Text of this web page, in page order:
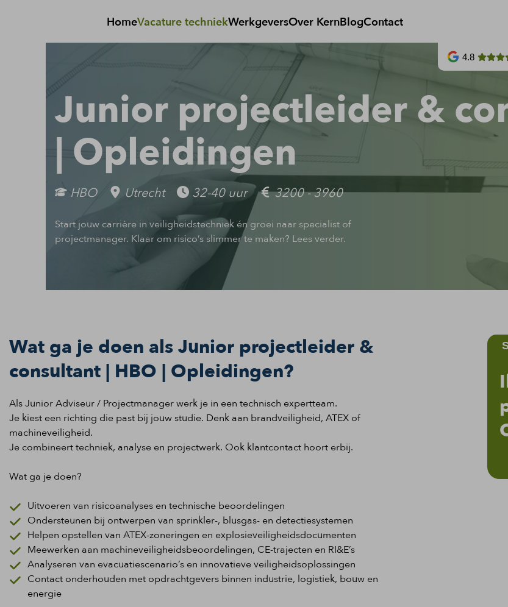
HomeVacature techniekWerkgeversOver KernBlogContact
4.8
Junior projectleider &
| Opleidingen
HBO Utrecht 32-40 uur 3200 - 3960
Start jouw carrière in veiligheidstechniek én groei naar specialist of
projectmanager. Klaar om risico’s slimmer te maken? Lees verder.
Wat ga je doen als Junior projectleider &
consultant | HBO | Opleidingen?
Als Junior Adviseur / Projectmanager werk je in een technisch expertteam.
Je kiest een richting die past bij jouw studie. Denk aan brandveiligheid, ATEX of
machineveiligheid.
Je combineert techniek, analyse en projectwerk. Ook klantcontact hoort erbij.
Wat ga je doen?
Uitvoeren van risicoanalyses en technische beoordelingen
Ondersteunen bij ontwerpen van sprinkler-, blusgas- en detectiesystemen
Helpen opstellen van ATEX-zoneringen en explosieveiligheidsdocumenten
Meewerken aan machineveiligheidsbeoordelingen, CE-trajecten en RI&E’s
Analyseren van evacuatiescenario’s en innovatieve veiligheidsoplossingen
Contact onderhouden met opdrachtgevers binnen industrie, logistiek, bouw en
energie